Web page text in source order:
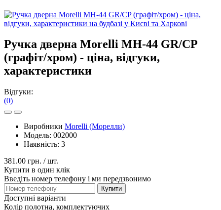
Ручка дверна Morelli MH-44 GR/CP
(графіт/хром) - ціна, відгуки,
характеристики
Відгуки:
(0)
Виробники Morelli (Морелли)
Модель: 002000
Наявність: 3
381.00 грн. / шт.
Купити в один клік
Введіть номер телефону і ми передзвонимо
Купити
Доступні варіанти
Колір полотна, комплектуючих